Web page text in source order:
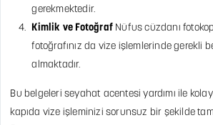
gerekmektedir.
Kimlik ve FotoğrafNüfus cüzdanı
fotoğrafınız da vize işlemlerinde gerekli
almaktadır.
Bu belgeleri seyahat acentesi yardımı ile
kapıda vize işleminizi sorunsuz bir şekilde